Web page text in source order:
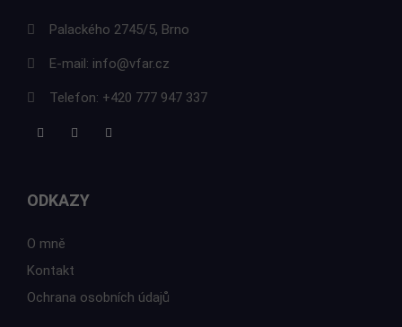
Palackého 2745/5, Brno
E-mail: info@vfar.cz
Telefon: +420 777 947 337
ODKAZY
O mně
Kontakt
Ochrana osobních údajů